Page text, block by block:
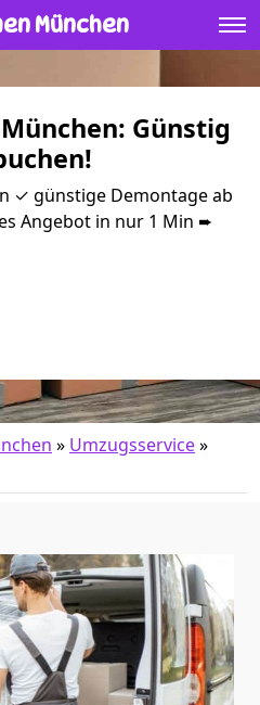
München
Günstig
✓ günstige Demontage ab
Angebot in nur 1 Min ➨
» Umzugsservice»